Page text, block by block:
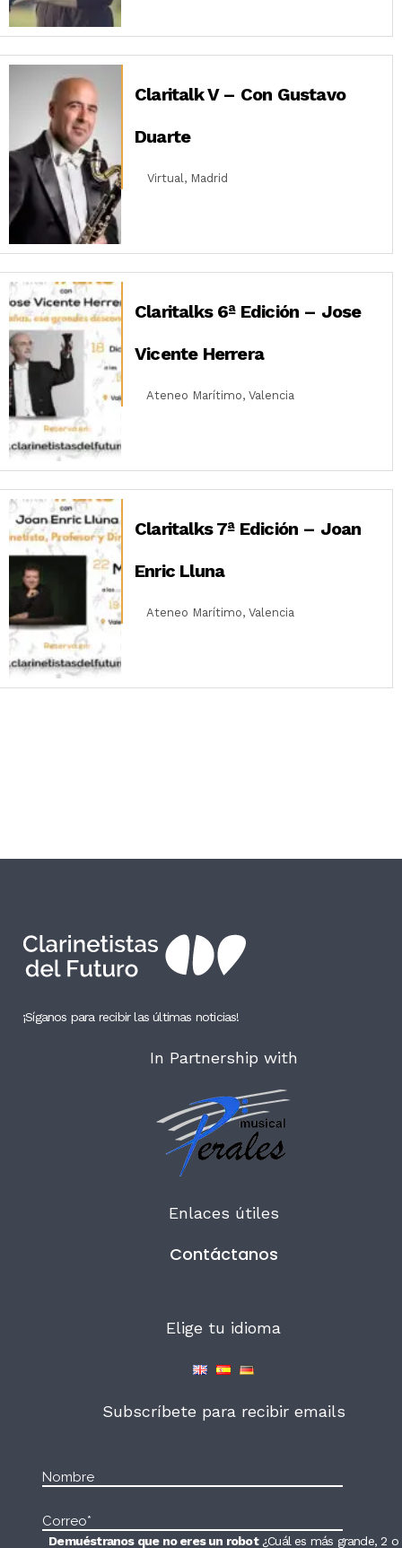
Claritalk V – Con Gustavo
Duarte
Virtual, Madrid
Claritalks 6ª Edición – Jose
Vicente Herrera
Ateneo Marítimo, Valencia
Claritalks 7ª Edición – Joan
Enric Lluna
Ateneo Marítimo, Valencia
¡Síganos para recibir las últimas noticias!
In Partnership with
Enlaces útiles
Contáctanos
Elige tu idioma
Subscríbete para recibir emails
Demuéstranos que no eres un robot ¿Cuál es más grande, 2 o